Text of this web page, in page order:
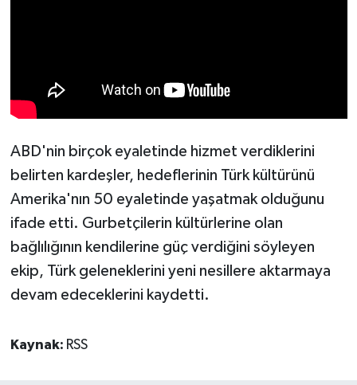
ABD'nin birçok eyaletinde hizmet verdiklerini
belirten kardeşler, hedeflerinin Türk kültürünü
Amerika'nın 50 eyaletinde yaşatmak olduğunu
ifade etti. Gurbetçilerin kültürlerine olan
bağlılığının kendilerine güç verdiğini söyleyen
ekip, Türk geleneklerini yeni nesillere aktarmaya
devam edeceklerini kaydetti.
Kaynak: RSS